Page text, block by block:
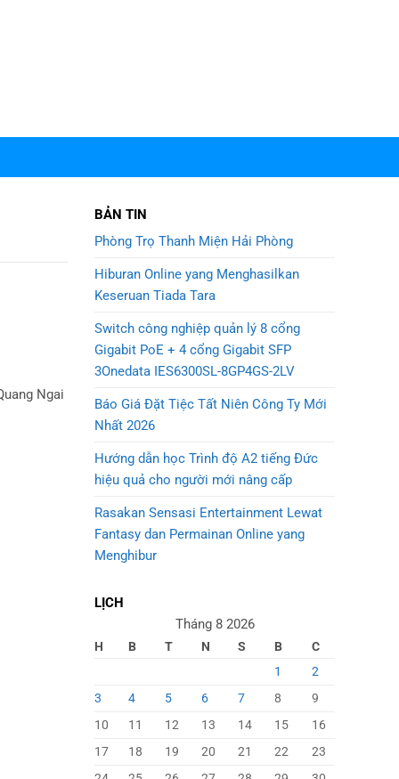
Ngai
BẢN TIN
Phòng Trọ Thanh Miện Hải Phòng
Hiburan Online yang Menghasilkan
Keseruan Tiada Tara
Switch công nghiệp quản lý 8 cổng
Gigabit PoE + 4 cổng Gigabit SFP
3Onedata IES6300SL-8GP4GS-2LV
Báo Giá Đặt Tiệc Tất Niên Công Ty Mới
Nhất 2026
Hướng dẫn học Trình độ A2 tiếng Đức
hiệu quả cho người mới nâng cấp
Rasakan Sensasi Entertainment Lewat
Fantasy dan Permainan Online yang
Menghibur
LỊCH
Tháng 8 2026
H B T N S B
C
1
2
3
4 5 6 7 8
9
10
11 12 13 14 15
16
17
18 19 20 21 22
23